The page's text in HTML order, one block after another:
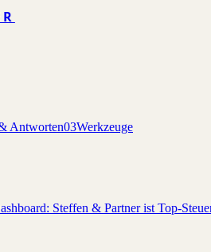
Antworten03Werkzeuge
Steffen & Partner ist Top-